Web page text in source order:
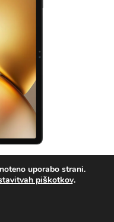
tipk., črnauporabo strani.
piškotkov.